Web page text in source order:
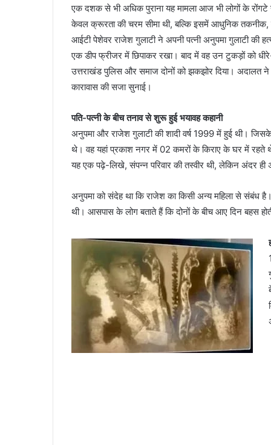
एक दशक से भी अधिक पुराना यह मामला आज भी लोगों के रोंगटे
केवल क्रूरता की चरम सीमा थी, बल्कि इसमें आधुनिक तकनीक,
आईटी पेशेवर राजेश गुलाटी ने अपनी पत्नी अनुपमा गुलाटी
एक डीप फ्रीजर में छिपाकर रखा। बाद में वह उन टुकड़ों को
उत्तराखंड पुलिस और समाज दोनों को झकझोर दिया। अदालत
कारावास की सजा सुनाई।
पति-पत्नी के बीच तनाव से शुरू हुई भयावह कहानी
अनुपमा और राजेश गुलाटी की शादी वर्ष 1999 में हुई थी।
थे। वह यहां प्रकाश नगर में 02 कमरों के किराए के घर में रहते
यह एक पढ़े-लिखे, संपन्न परिवार की तस्वीर थी, लेकिन अंदर ही
अनुपमा को संदेह था कि राजेश का किसी अन्य महिला से संबंध
थी। आसपास के लोग बताते हैं कि दोनों के बीच आए दिन बहस
संग की हत्या
नर्स
को
इतना
तंग
किया
कि
झूल
फंदे
से,
दर्ज
March 19, 2026
आईटीबीपी जवान ने नर्स को इतना तंग किया
फंदे से, मुकदमा दर्ज